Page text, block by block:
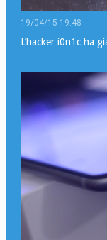
19/04/15 19:48
L’hacker i0n1c ha